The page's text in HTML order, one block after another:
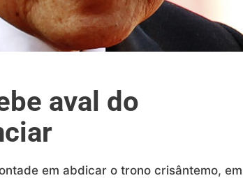
aval do
em abdicar o trono crisântemo, em